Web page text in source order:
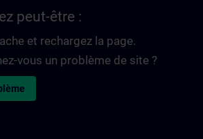
peut-être :
et rechargez la page.
vous un problème de site ?